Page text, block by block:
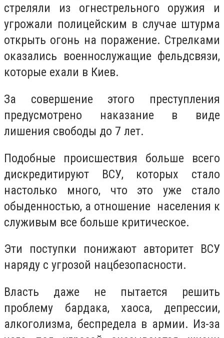
стреляли из огнестрельного оружия и
угрожали полицейским в случае штурма
открыть огонь на поражение. Стрелками
оказались военнослужащие фельдсвязи,
которые ехали в Киев.
За совершение этого преступления
предусмотрено наказание в виде
лишения свободы до 7 лет.
Подобные происшествия больше всего
дискредитируют ВСУ, которых стало
настолько много, что это уже стало
обыденностью, а отношение населения к
служивым все больше критическое.
Эти поступки понижают авторитет ВСУ
наряду с угрозой нацбезопасности.
Власть даже не пытается решить
проблему бардака, хаоса, депрессии,
алкоголизма, беспредела в армии. Из-за